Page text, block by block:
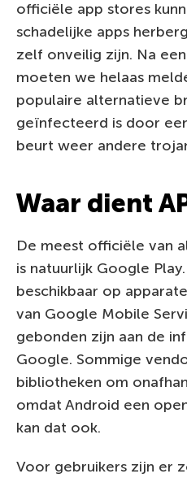
officiële app stores
schadelijke apps
zelf onveilig zijn. Na
moeten we helaas
populaire alternatieve
geïnfecteerd is door
beurt weer andere
Waar dient
De meest officiële van
is natuurlijk Google
beschikbaar op
van Google Mobile
gebonden zijn aan de
Google. Sommige
bibliotheken om
omdat Android een
kan dat ook.
Voor gebruikers zijn er